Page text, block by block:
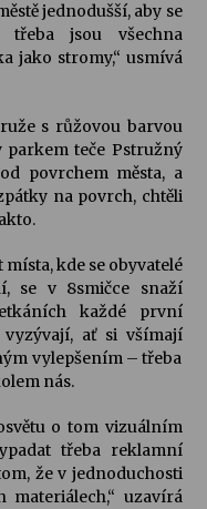
svět
jednodušší, aby se
třeba jsou všechna
jako stromy,“ usmívá
s růžovou barvou
teče Pstružný
povrchem města, a
na povrch, chtěli
místa, kde se obyvatelé
se v 8smičce snaží
každé první
vyzývají, ať si všímají
vylepšením – třeba
nás.
o tom vizuálním
třeba reklamní
že v jednoduchosti
uzavírá